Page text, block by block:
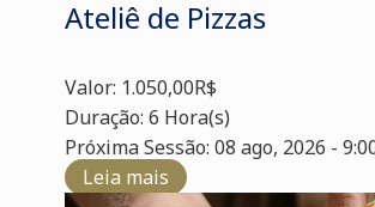
Ateliê de Pizzas
Valor: 1.050,00R$
Duração: 6 Hora(s)
Próxima Sessão: 08 ago, 2026 -
Leia mais